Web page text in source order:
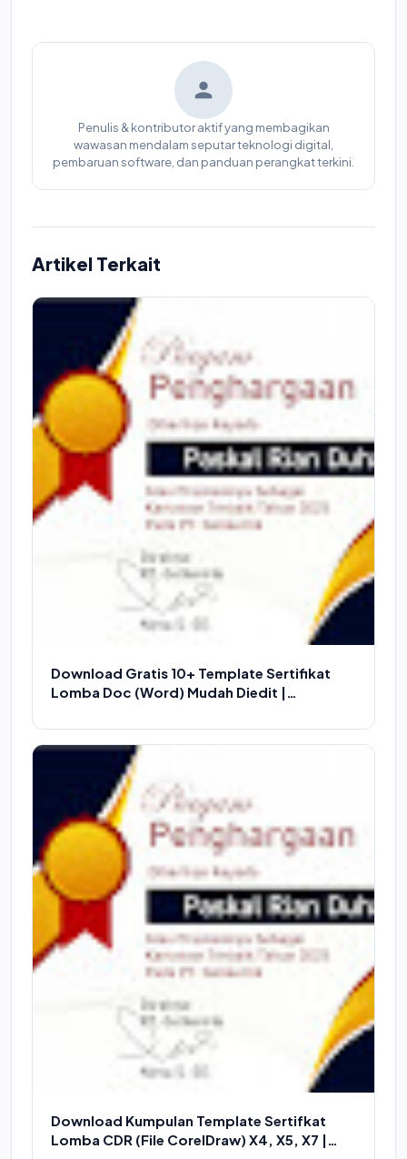
Penulis & kontributor aktif yang membagikan
wawasan mendalam seputar teknologi digital,
pembaruan software, dan panduan perangkat terkini.
Artikel Terkait
Download Gratis 10+ Template Sertifikat
Lomba Doc (Word) Mudah Diedit |
Download Kumpulan Template Sertifkat
Lomba CDR (File CorelDraw) X4, X5, X7 |